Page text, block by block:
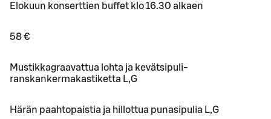
Elokuun konserttien buffet klo 16.30 alkaen
58 €
Mustikkagraavattua lohta ja kevätsipuli-
ranskankermakastiketta L,G
Härän paahtopaistia ja hillottua punasipulia L,G